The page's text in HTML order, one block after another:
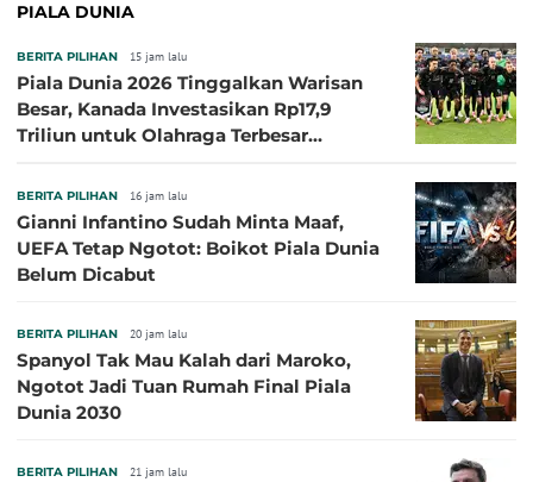
PIALA DUNIA
BERITA PILIHAN 15 jam lalu
Piala Dunia 2026 Tinggalkan Warisan
Besar, Kanada Investasikan Rp17,9
Triliun untuk Olahraga Terbesar
BERITA PILIHAN 16 jam lalu
Gianni Infantino Sudah Minta Maaf,
UEFA Tetap Ngotot: Boikot Piala Dunia
Belum Dicabut
BERITA PILIHAN 20 jam lalu
Spanyol Tak Mau Kalah dari Maroko,
Ngotot Jadi Tuan Rumah Final Piala
Dunia 2030
BERITA PILIHAN 21 jam lalu